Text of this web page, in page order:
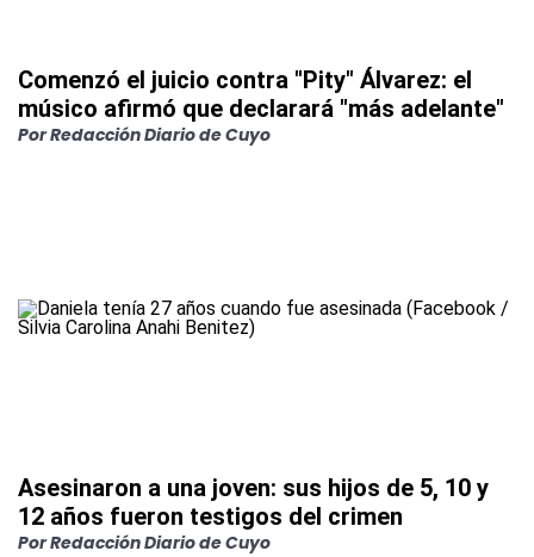
Comenzó el juicio contra "Pity" Álvarez: el
músico afirmó que declarará "más adelante"
PorRedacción Diario de Cuyo
Asesinaron a una joven: sus hijos de 5, 10 y
12 años fueron testigos del crimen
PorRedacción Diario de Cuyo